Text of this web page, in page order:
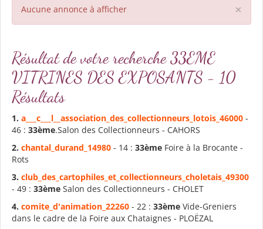
×
Aucune annonce à afficher
Résultat de votre recherche 33EME
VITRINES DES EXPOSANTS - 10
Résultats
1. a___c___l__association_des_collectionneurs_lotois_46000 -
46 : 33ème.Salon des Collectionneurs - CAHORS
2. chantal_durand_14980 - 14 : 33ème Foire à la Brocante -
Rots
3. club_des_cartophiles_et_collectionneurs_choletais_49300
- 49 : 33ème Salon des Collectionneurs - CHOLET
4. comite_d'animation_22260 - 22 : 33ème Vide-Greniers
dans le cadre de la Foire aux Chataignes - PLOËZAL